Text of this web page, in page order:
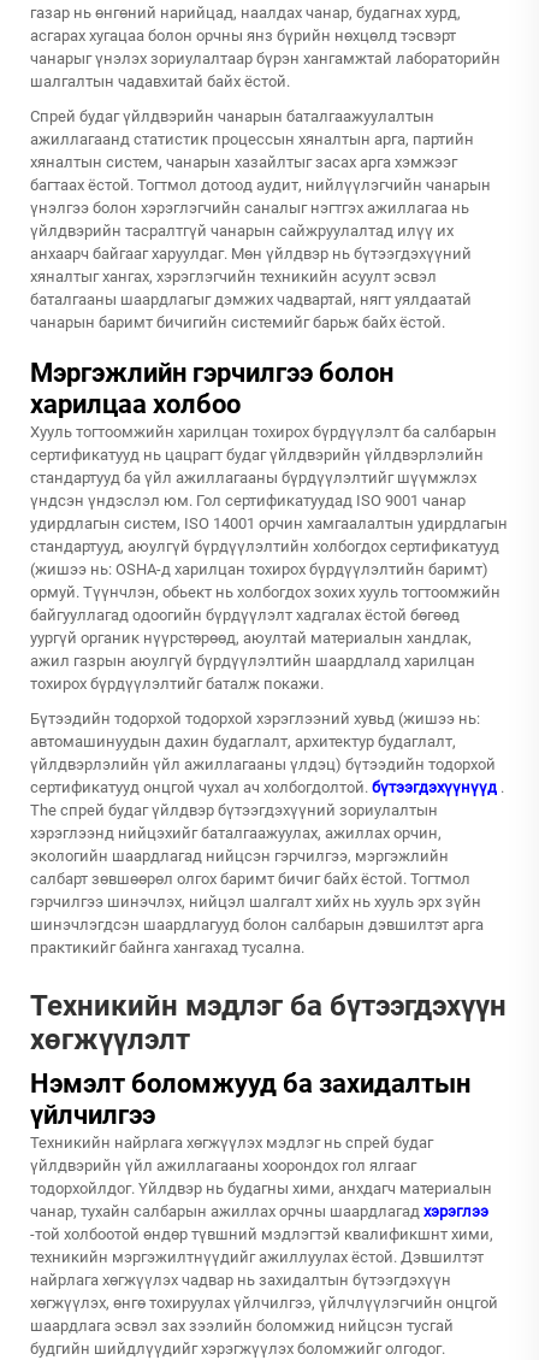
газар нь өнгөний нарийцад, наалдах чанар, будагнах хурд,
асгарах хугацаа болон орчны янз бүрийн нөхцөлд тэсвэрт
чанарыг үнэлэх зориулалтаар бүрэн хангамжтай лабораторийн
шалгалтын чадавхитай байх ёстой.
Спрей будаг үйлдвэрийн чанарын баталгаажуулалтын
ажиллагаанд статистик процессын хяналтын арга, партийн
хяналтын систем, чанарын хазайлтыг засах арга хэмжээг
багтаах ёстой. Тогтмол дотоод аудит, нийлүүлэгчийн чанарын
үнэлгээ болон хэрэглэгчийн саналыг нэгтгэх ажиллагаа нь
үйлдвэрийн тасралтгүй чанарын сайжруулалтад илүү их
анхаарч байгааг харуулдаг. Мөн үйлдвэр нь бүтээгдэхүүний
хяналтыг хангах, хэрэглэгчийн техникийн асуулт эсвэл
баталгааны шаардлагыг дэмжих чадвартай, нягт уялдаатай
чанарын баримт бичигийн системийг барьж байх ёстой.
Мэргэжлийн гэрчилгээ болон
харилцаа холбоо
Хууль тогтоомжийн харилцан тохирох бүрдүүлэлт ба салбарын
сертификатууд нь цацрагт будаг үйлдвэрийн үйлдвэрлэлийн
стандартууд ба үйл ажиллагааны бүрдүүлэлтийг шүүмжлэх
үндсэн үндэслэл юм. Гол сертификатуудад ISO 9001 чанар
удирдлагын систем, ISO 14001 орчин хамгаалалтын удирдлагын
стандартууд, аюулгүй бүрдүүлэлтийн холбогдох сертификатууд
(жишээ нь: OSHA-д харилцан тохирох бүрдүүлэлтийн баримт)
ормуй. Түүнчлэн, обьект нь холбогдох зохих хууль тогтоомжийн
байгууллагад одоогийн бүрдүүлэлт хадгалах ёстой бөгөөд
уургүй органик нүүрстөрөөд, аюултай материалын хандлак,
ажил газрын аюулгүй бүрдүүлэлтийн шаардлалд харилцан
тохирох бүрдүүлэлтийг баталж покажи.
Бүтээдийн тодорхой тодорхой хэрэглээний хувьд (жишээ нь:
автомашинуудын дахин будаглалт, архитектур будаглалт,
үйлдвэрлэлийн үйл ажиллагааны үлдэц) бүтээдийн тодорхой
сертификатууд онцгой чухал ач холбогдолтой. бүтээгдэхүүнүүд .
The спрей будаг үйлдвэр бүтээгдэхүүний зориулалтын
хэрэглээнд нийцэхийг баталгаажуулах, ажиллах орчин,
экологийн шаардлагад нийцсэн гэрчилгээ, мэргэжлийн
салбарт зөвшөөрөл олгох баримт бичиг байх ёстой. Тогтмол
гэрчилгээ шинэчлэх, нийцэл шалгалт хийх нь хууль эрх зүйн
шинэчлэгдсэн шаардлагууд болон салбарын дэвшилтэт арга
практикийг байнга хангахад тусална.
Техникийн мэдлэг ба бүтээгдэхүүн
хөгжүүлэлт
Нэмэлт боломжууд ба захидалтын
үйлчилгээ
Техникийн найрлага хөгжүүлэх мэдлэг нь спрей будаг
үйлдвэрийн үйл ажиллагааны хоорондох гол ялгааг
тодорхойлдог. Үйлдвэр нь будагны хими, анхдагч материалын
чанар, тухайн салбарын ажиллах орчны шаардлагад хэрэглээ
-той холбоотой өндөр түвшний мэдлэгтэй квалификшнт хими,
техникийн мэргэжилтнүүдийг ажиллуулах ёстой. Дэвшилтэт
найрлага хөгжүүлэх чадвар нь захидалтын бүтээгдэхүүн
хөгжүүлэх, өнгө тохируулах үйлчилгээ, үйлчлүүлэгчийн онцгой
шаардлага эсвэл зах зээлийн боломжид нийцсэн тусгай
будгийн шийдлүүдийг хэрэгжүүлэх боломжийг олгодог.